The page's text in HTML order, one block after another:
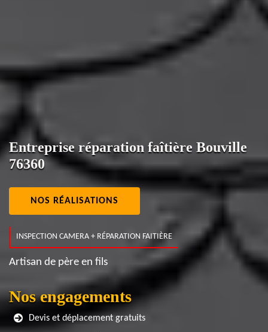
Entreprise réparation faîtière Bouville
76360
NOS RÉALISATIONS
INSPECTION CAMERA + RÉPARATION FAITIÈRE
Artisan de père en fils
Nos engagements
Devis et déplacement gratuits